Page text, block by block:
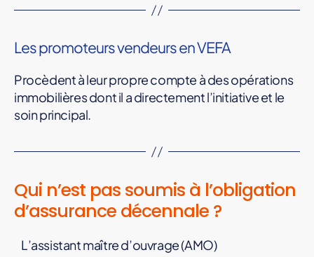
Les promoteurs vendeurs en VEFA
Procèdent à leur propre compte à des opérations
immobilières dont il a directement l’initiative et le
soin principal.
Qui n’est pas soumis à l’obligation
d’assurance décennale ?
L’assistant maître d’ouvrage (AMO)